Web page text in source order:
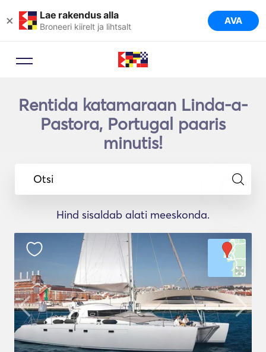
× Lae rakendus alla
Broneeri kiirelt ja lihtsalt AVA
Rentida katamaraan Linda-a-
Pastora, Portugal paaris
minutis!
Otsi
Hind sisaldab alati meeskonda.